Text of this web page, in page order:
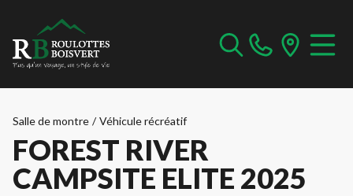
Salle de montre / Véhicule récréatif
FOREST RIVER
CAMPSITE ELITE 2025